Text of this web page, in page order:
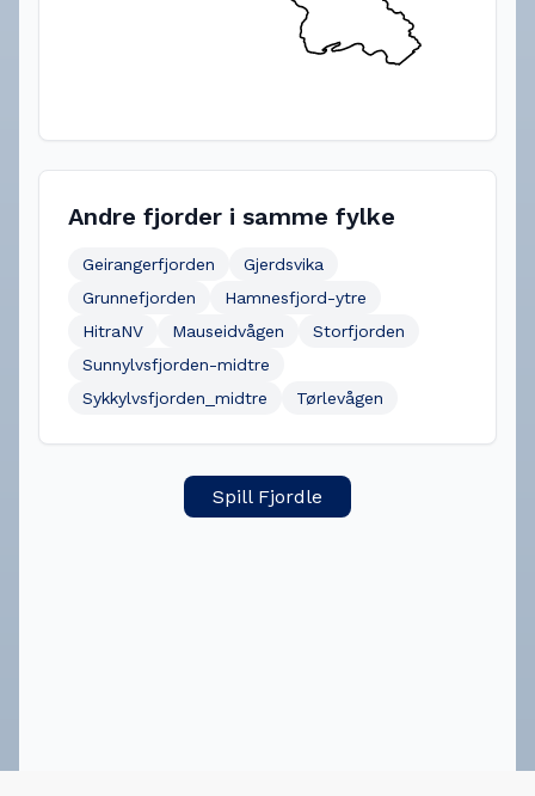
Andre fjorder i samme fylke
Geirangerfjorden
Gjerdsvika
Grunnefjorden
Hamnesfjord-ytre
HitraNV
Mauseidvågen
Storfjorden
Sunnylvsfjorden-midtre
Sykkylvsfjorden_midtre
Tørlevågen
Spill Fjordle